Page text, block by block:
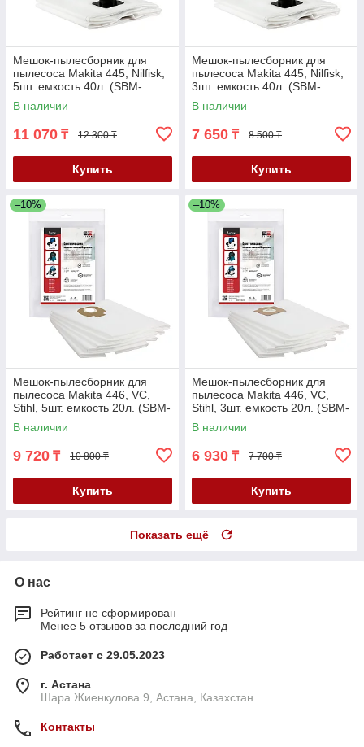
Мешок-пылесборник для
пылесоса Makita 445, Nilfisk,
5шт. емкость 40л. (SBM-
3319/5)
В наличии
11 070 ₸ 12 300 ₸
Купить
Мешок-пылесборник для
пылесоса Makita 445, Nilfisk,
3шт. емкость 40л. (SBM-
3319/3)
В наличии
7 650 ₸ 8 500 ₸
Купить
–10%
Мешок-пылесборник для
пылесоса Makita 446, VC,
Stihl, 5шт. емкость 20л. (SBM-
4403/5)
В наличии
9 720 ₸ 10 800 ₸
Купить
–10%
Мешок-пылесборник для
пылесоса Makita 446, VC,
Stihl, 3шт. емкость 20л. (SBM-
4403/3)
В наличии
6 930 ₸ 7 700 ₸
Купить
Показать ещё
О нас
Рейтинг не сформирован
Менее 5 отзывов за последний год
Работает с 29.05.2023
г. Астана
Шара Жиенкулова 9, Астана, Казахстан
Контакты